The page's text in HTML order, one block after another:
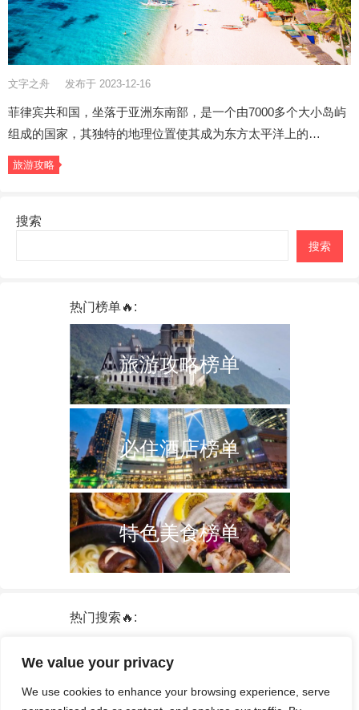
We value your privacy
We use cookies to enhance your browsing experience, serve
文字之舟 发布于 2023-12-16
菲律宾共和国，坐落于亚洲东南部，是一个由7000多个大小岛屿
组成的国家，其独特的地理位置使其成为东方太平洋上的…
旅游攻略
搜索
搜索
热门榜单🔥:
旅游攻略榜单
必住酒店榜单
特色美食榜单
热门搜索🔥:
泰国
中国 火车票
签证
酒店